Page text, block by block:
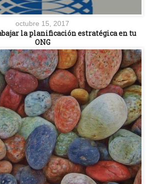
octubre 15, 2017
la planificación estratégica en tu
ONG